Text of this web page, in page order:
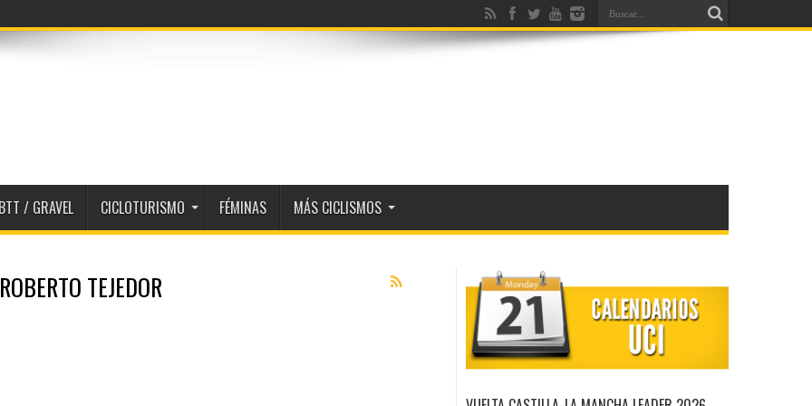
BTT / GRAVEL CICLOTURISMO FÉMINAS MÁS CICLISMOS
TEJEDOR